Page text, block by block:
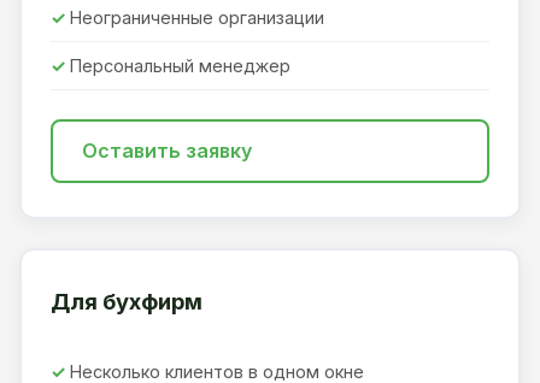
Неограниченные организации
Персональный менеджер
Оставить заявку
Для бухфирм
Несколько клиентов в одном окне